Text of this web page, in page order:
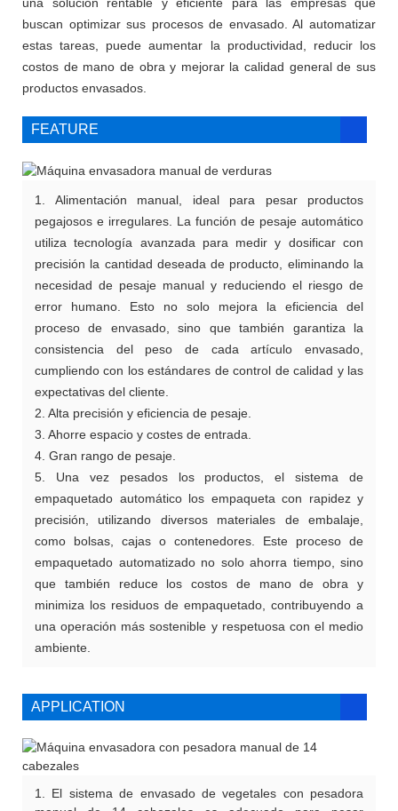
buscan optimizar sus procesos de envasado. Al automatizar
estas tareas, puede aumentar la productividad, reducir los
costos de mano de obra y mejorar la calidad general de sus
productos envasados.
FEATURE
1. Alimentación manual, ideal para pesar productos
pegajosos e irregulares. La función de pesaje automático
utiliza tecnología avanzada para medir y dosificar con
precisión la cantidad deseada de producto, eliminando la
necesidad de pesaje manual y reduciendo el riesgo de
error humano. Esto no solo mejora la eficiencia del
proceso de envasado, sino que también garantiza la
consistencia del peso de cada artículo envasado,
cumpliendo con los estándares de control de calidad y las
expectativas del cliente.
2. Alta precisión y eficiencia de pesaje.
3. Ahorre espacio y costes de entrada.
4. Gran rango de pesaje.
5. Una vez pesados ​​los productos, el sistema de
empaquetado automático los empaqueta con rapidez y
precisión, utilizando diversos materiales de embalaje,
como bolsas, cajas o contenedores. Este proceso de
empaquetado automatizado no solo ahorra tiempo, sino
que también reduce los costos de mano de obra y
minimiza los residuos de empaquetado, contribuyendo a
una operación más sostenible y respetuosa con el medio
ambiente.
APPLICATION
1. El sistema de envasado de vegetales con pesadora